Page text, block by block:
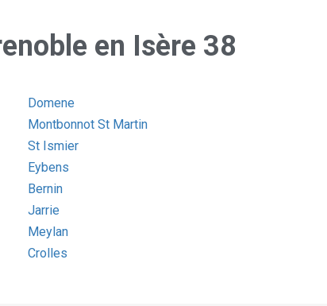
en Isère 38
Domene
Montbonnot St Martin
St Ismier
Eybens
Bernin
Jarrie
Meylan
Crolles